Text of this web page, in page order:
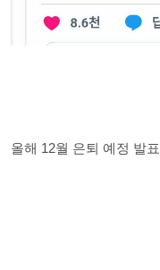
올해 12월 은퇴 예정 발표